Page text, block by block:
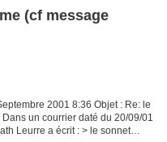
(cf message
2001 8:36 Objet : Re: le
un courrier daté du 20/09/01
Leurre a écrit : > le sonnet